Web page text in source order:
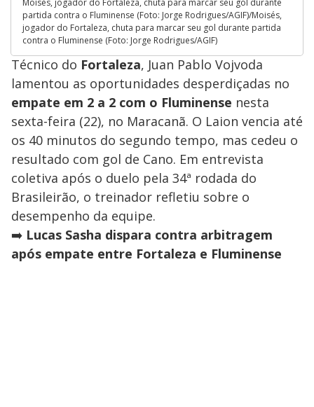
partida contra o Fluminense (Foto: Jorge Rodrigues/AGIF)/Moisés,
jogador do Fortaleza, chuta para marcar seu gol durante partida
contra o Fluminense (Foto: Jorge Rodrigues/AGIF)
Técnico do Fortaleza, Juan Pablo Vojvoda
lamentou as oportunidades desperdiçadas no
empate em 2 a 2 com o Fluminense nesta
sexta-feira (22), no Maracanã. O Laion vencia até
os 40 minutos do segundo tempo, mas cedeu o
resultado com gol de Cano. Em entrevista
coletiva após o duelo pela 34ª rodada do
Brasileirão, o treinador refletiu sobre o
desempenho da equipe.
➡️ Lucas Sasha dispara contra arbitragem
após empate entre Fortaleza e Fluminense